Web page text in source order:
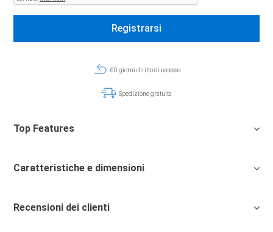
60 giorni diritto di recesso
Spedizione gratuita
Top Features
Caratteristiche e dimensioni
Recensioni dei clienti